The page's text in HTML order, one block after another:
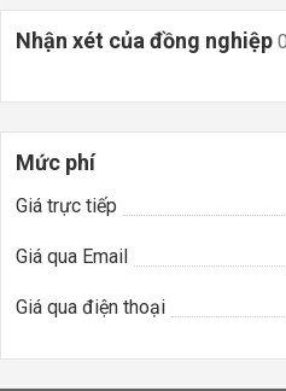
Nhận xét của đồng nghiệp 0
Mức phí
Giá trực tiếp
Giá qua Email
Giá qua điện thoại